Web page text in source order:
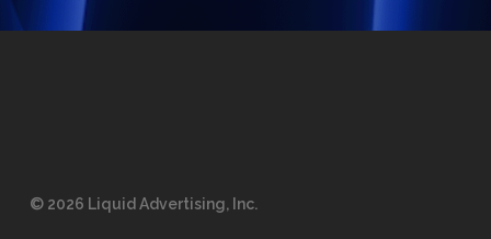
© 2026 Liquid Advertising, Inc.